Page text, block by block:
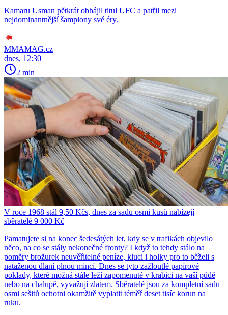
Kamaru Usman pětkrát obhájil titul UFC a patřil mezi
nejdominantnější šampiony své éry.
MMAMAG.cz
dnes, 12:30
2 min
V roce 1968 stál 9,50 Kčs, dnes za sadu osmi kusů nabízejí
sběratelé 9 000 Kč
Pamatujete si na konec šedesátých let, kdy se v trafikách objevilo
něco, na co se stály nekonečné fronty? I když to tehdy stálo na
poměry brožurek neuvěřitelné peníze, kluci i holky pro to běželi s
nataženou dlaní plnou mincí. Dnes se tyto zažloutlé papírové
poklady, které možná stále leží zapomenuté v krabici na vaší půdě
nebo na chalupě, vyvažují zlatem. Sběratelé jsou za kompletní sadu
osmi sešitů ochotni okamžitě vyplatit téměř deset tisíc korun na
ruku.